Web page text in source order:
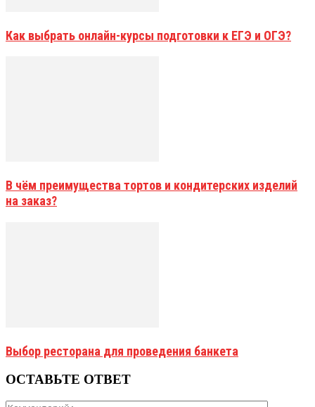
Как выбрать онлайн-курсы подготовки к ЕГЭ и ОГЭ?
В чём преимущества тортов и кондитерских изделий
на заказ?
Выбор ресторана для проведения банкета
ОСТАВЬТЕ ОТВЕТ